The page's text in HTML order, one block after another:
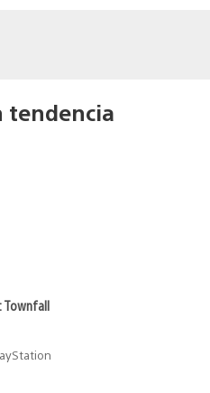
tendencia
Townfall